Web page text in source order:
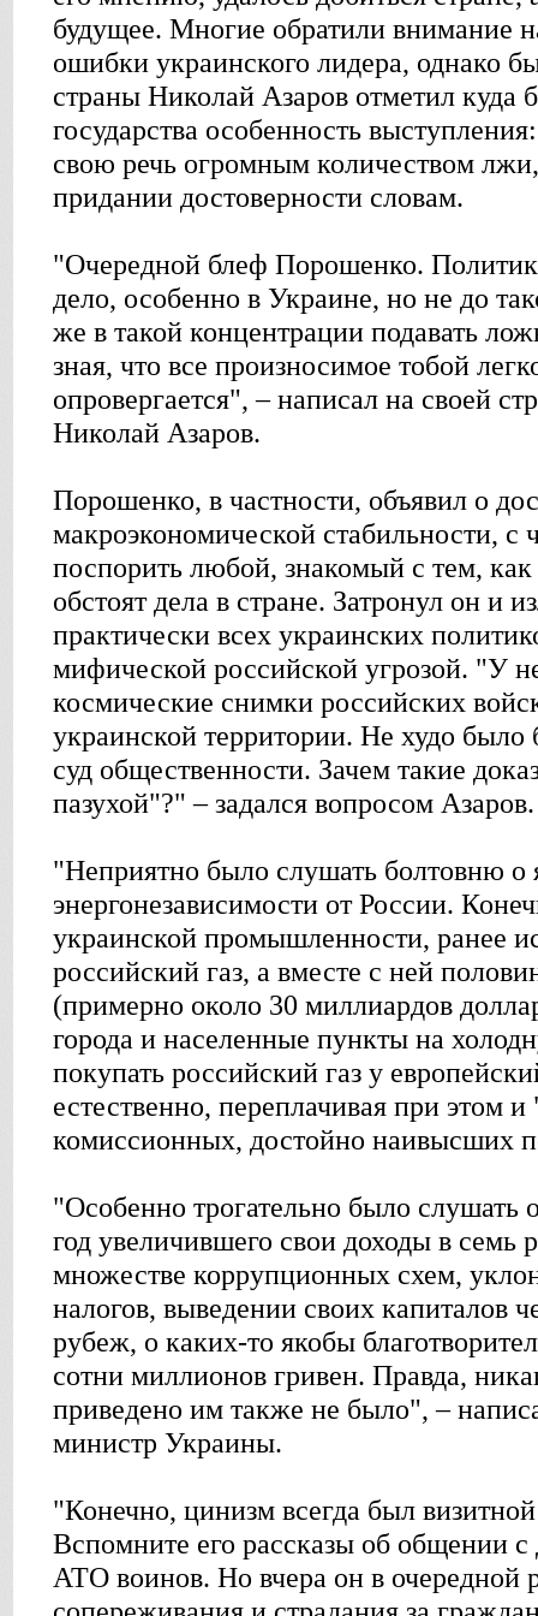
будущее. Многие обратили внимание
ошибки украинского лидера, однако
страны Николай Азаров отметил куда
государства особенность
свою речь огромным количеством
придании достоверности словам.
"Очередной блеф Порошенко.
дело, особенно в Украине, но не до
же в такой концентрации подавать
зная, что все произносимое тобой
опровергается", – написал на своей
Николай Азаров.
Порошенко, в частности, объявил о
макроэкономической стабильности, с
поспорить любой, знакомый с тем, как
обстоят дела в стране. Затронул он и
практически всех украинских
мифической российской угрозой. "У
космические снимки российских
украинской территории. Не худо было
суд общественности. Зачем такие
пазухой"?" – задался вопросом Азаров.
"Неприятно было слушать болтовню о
энергонезависимости от России.
украинской промышленности, ранее
российский газ, а вместе с ней
(примерно около 30 миллиардов
города и населенные пункты на
покупать российский газ у
естественно, переплачивая при этом
комиссионных, достойно наивысших
"Особенно трогательно было слушать
год увеличившего свои доходы в семь
множестве коррупционных схем,
налогов, выведении своих капиталов
рубеж, о каких-то якобы
сотни миллионов гривен. Правда,
приведено им также не было", –
министр Украины.
"Конечно, цинизм всегда был
Вспомните его рассказы об общении
АТО воинов. Но вчера он в очередной